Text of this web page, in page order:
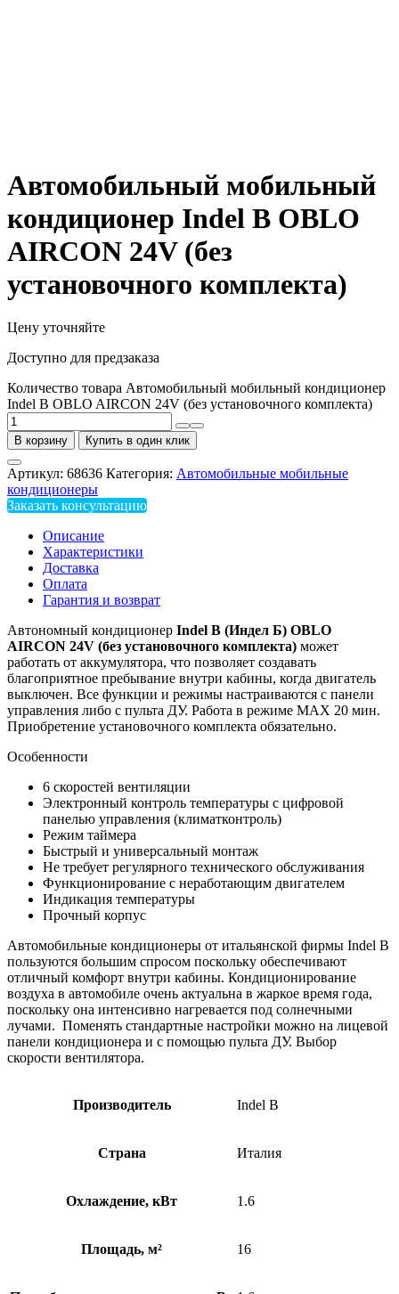
Автомобильный мобильный
кондиционер Indel B OBLO
AIRCON 24V (без
установочного комплекта)
Цену уточняйте
Доступно для предзаказа
Количество товара Автомобильный мобильный кондиционер
Indel B OBLO AIRCON 24V (без установочного комплекта)
В корзину Купить в один клик
Артикул: 68636 Категория: Автомобильные мобильные
кондиционеры
Заказать консультацию
Описание
Характеристики
Доставка
Оплата
Гарантия и возврат
Автономный кондиционер Indel B (Индел Б) OBLO
AIRCON 24V (без установочного комплекта) может
работать от аккумулятора, что позволяет создавать
благоприятное пребывание внутри кабины, когда двигатель
выключен. Все функции и режимы настраиваются с панели
управления либо с пульта ДУ. Работа в режиме МАХ 20 мин.
Приобретение установочного комплекта обязательно.
Особенности
6 скоростей вентиляции
Электронный контроль температуры с цифровой
панелью управления (климатконтроль)
Режим таймера
Быстрый и универсальный монтаж
Не требует регулярного технического обслуживания
Функционирование с неработающим двигателем
Индикация температуры
Прочный корпус
Автомобильные кондиционеры от итальянской фирмы Indel B
пользуются большим спросом поскольку обеспечивают
отличный комфорт внутри кабины. Кондиционирование
воздуха в автомобиле очень актуальна в жаркое время года,
поскольку она интенсивно нагревается под солнечными
лучами. Поменять стандартные настройки можно на лицевой
панели кондиционера и с помощью пульта ДУ. Выбор
скорости вентилятора.
Производитель Indel B
Страна Италия
Охлаждение, кВт 1.6
Площадь, м² 16